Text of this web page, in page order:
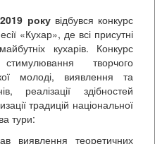
року відбувся конкурс
«Кухар», де всі присутні
кухарів. Конкурс
творчого
молоді, виявлення та
реалізації здібностей
традицій національної
тури:
виявлення теоретичних